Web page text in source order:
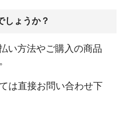
しょうか？
い方法やご購入の商品
は直接お問い合わせ下